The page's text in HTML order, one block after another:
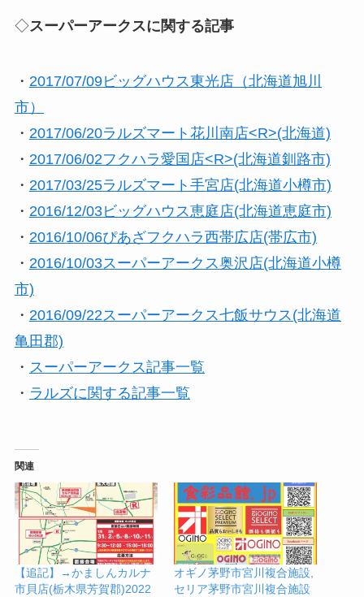
◇スーパーアークスに関する記事
・ 2017/07/09ビッグハウス東光店（北海道旭川
市）
・ 2017/06/20ラルズマート花川南店<R>(北海道)
・ 2017/06/02フクハラ愛国店<R>(北海道釧路市)
・ 2017/03/25ラルズマート手宮店(北海道小樽市)
・ 2016/12/03ビッグハウス恵庭店(北海道恵庭市)
・ 2016/10/06ぴあざフクハラ西帯広店(帯広市)
・ 2016/10/03スーパーアークス奥沢店(北海道小樽
市)
・ 2016/09/22スーパーアークス七飯サウス(北海道
亀田郡)
・ スーパーアークス記事一覧
・ ラルズに関する記事一覧
関連
【追記】→かましんカルナ
市貝店(栃木県芳賀郡)2022
オギノ茅野市宮川複合施設,
セリア茅野市宮川複合施設